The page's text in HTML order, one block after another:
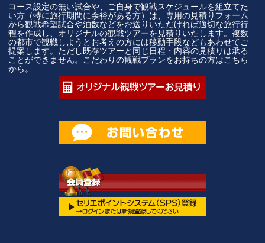
コース設定の無い試合や、ご自身で観戦スケジュールを組立てた
い方（特に旅行期間に余裕がある方）は、専用の見積りフォーム
から観戦希望試合や泊数などをお送りいただければ適切な旅行行
程を作成し、オリジナルの観戦ツアーを見積りいたします。複数
の都市で観戦しようとお考えの方には移動手段などもあわせてご
提案します。ただし既存ツアーと同じ日程・内容の見積りは承る
ことができません。こだわりの観戦プランをお持ちの方はこちら
から。